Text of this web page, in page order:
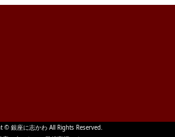
© 銀座に志かわ All Rights Reserved.